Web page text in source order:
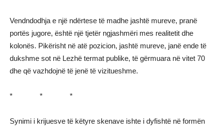
Vendndodhja e një ndërtese të madhe jashtë mureve, pranë
portës jugore, është një tjetër ngjashmëri mes realitetit dhe
kolonës. Pikërisht në atë pozicion, jashtë mureve, janë ende të
dukshme sot në Lezhë termat publike, të gërmuara në vitet 70
dhe që vazhdojnë të jenë të vizitueshme.
* * *
Synimi i krijuesve të këtyre skenave ishte i dyfishtë në formën